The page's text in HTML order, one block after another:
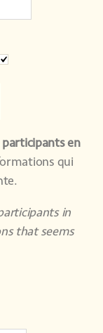
participants en
qui
in
that seems